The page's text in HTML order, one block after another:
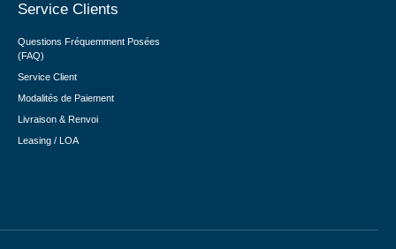
Service Clients
Questions Fréquemment Posées
(FAQ)
Service Client
Modalités de Paiement
Livraison & Renvoi
Leasing / LOA